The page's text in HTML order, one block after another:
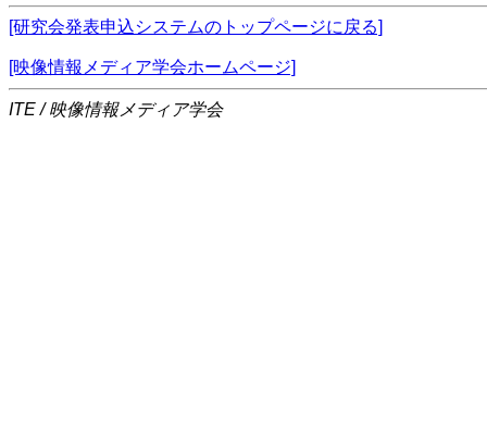
[研究会発表申込システムのトップページに戻る]
[映像情報メディア学会ホームページ]
ITE / 映像情報メディア学会